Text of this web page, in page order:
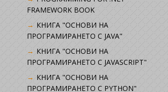
FRAMEWORK BOOK
КНИГА "ОСНОВИ НА
ПРОГРАМИРАНЕТО С JAVA"
КНИГА "ОСНОВИ НА
ПРОГРАМИРАНЕТО С JAVASCRIPT"
КНИГА "ОСНОВИ НА
ПРОГРАМИРАНЕТО С PYTHON"